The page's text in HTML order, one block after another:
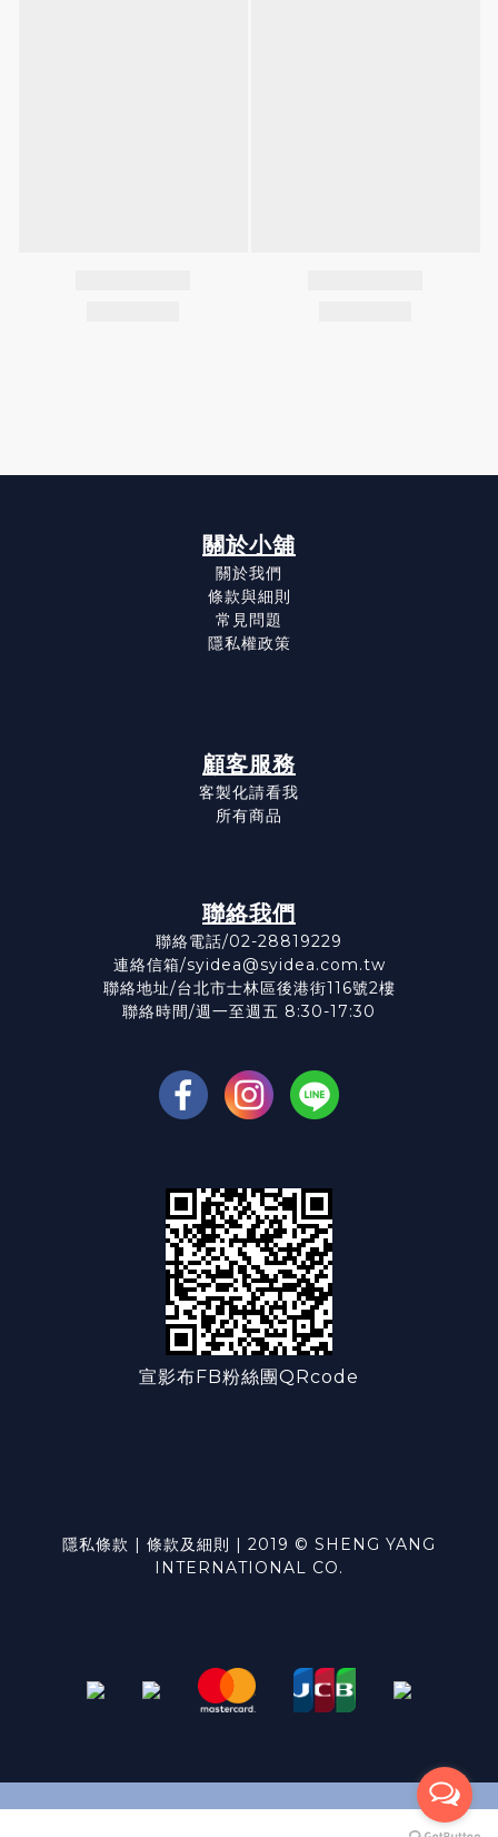
關於小舖
關於我們
條款與細則
常見問題
隱私權政策
顧客服務
客製化請看我
所有商品
聯絡我們
聯絡電話/02-28819229
連絡信箱/syidea@syidea.com.tw
聯絡地址/台北市士林區後港街116號2樓
聯絡時間/週一至週五 8:30-17:30
宣影布FB粉絲團QRcode
隱私條款 | 條款及細則 | 2019 © SHENG YANG
INTERNATIONAL CO.